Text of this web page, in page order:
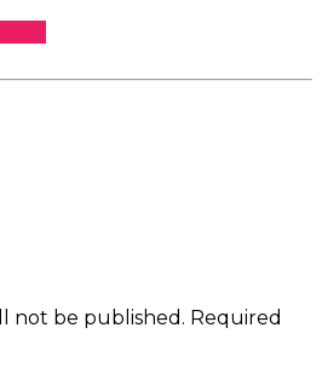
not be published. Required